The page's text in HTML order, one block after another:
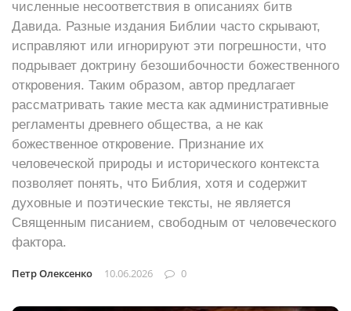
численные несоответствия в описаниях битв
Давида. Разные издания Библии часто скрывают,
исправляют или игнорируют эти погрешности, что
подрывает доктрину безошибочности божественного
откровения. Таким образом, автор предлагает
рассматривать такие места как административные
регламенты древнего общества, а не как
божественное откровение. Признание их
человеческой природы и исторического контекста
позволяет понять, что Библия, хотя и содержит
духовные и поэтические тексты, не является
Священным писанием, свободным от человеческого
фактора.
Петр Олексенко 10.06.2026 0